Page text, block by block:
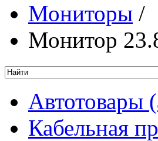
Мониторы /
Монитор
Автотовары
Кабельная